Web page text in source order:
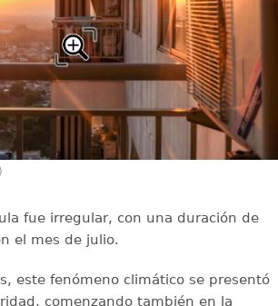
fue irregular, con una duración de
el mes de julio.
este fenómeno climático se presentó
comenzando también en la